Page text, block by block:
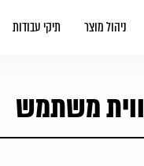
ניהול מוצר תיקי עבודות
משתמש